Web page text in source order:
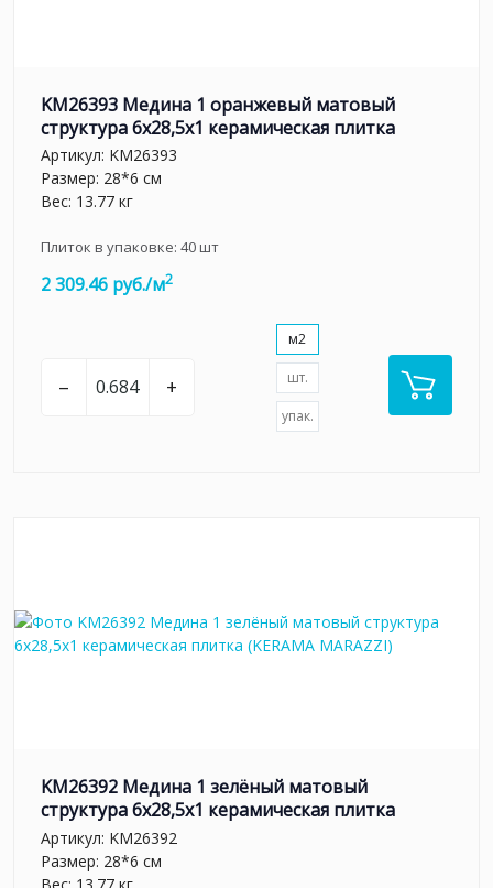
KM26393 Медина 1 оранжевый матовый
структура 6x28,5x1 керамическая плитка
Артикул: KM26393
Размер: 28*6 см
Вес: 13.77 кг
Плиток в упаковке: 40шт
2 309.46 руб./м2
– +
м2
шт.
упак.
KM26392 Медина 1 зелёный матовый
структура 6x28,5x1 керамическая плитка
Артикул: KM26392
Размер: 28*6 см